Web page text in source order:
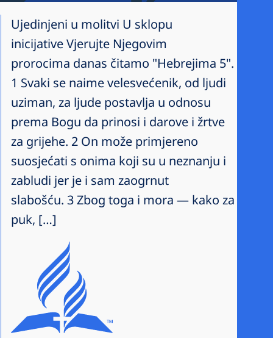
Ujedinjeni u molitvi U sklopu
inicijative Vjerujte Njegovim
prorocima danas čitamo "Hebrejima 5".
1 Svaki se naime velesvećenik, od ljudi
uziman, za ljude postavlja u odnosu
prema Bogu da prinosi i darove i žrtve
za grijehe. 2 On može primjereno
suosjećati s onima koji su u neznanju i
zabludi jer je i sam zaogrnut
slabošću. 3 Zbog toga i mora — kako za
puk, […]